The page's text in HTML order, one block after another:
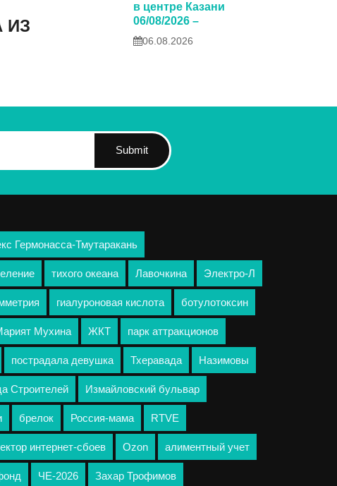
ИЗ
в центре Казани
06/08/2026 –
06.08.2026
Submit
Гермонасса-Тмутаракань
тихого океана Лавочкина Электро-Л
гиалуроновая кислота ботулотоксин
Мухина ЖКТ парк аттракционов
пострадала девушка Тхеравада Назимовы
Строителей Измайловский бульвар
брелок Россия-мама RTVE
интернет-сбоев Ozon алиментный учет
ЧЕ-2026 Захар Трофимов